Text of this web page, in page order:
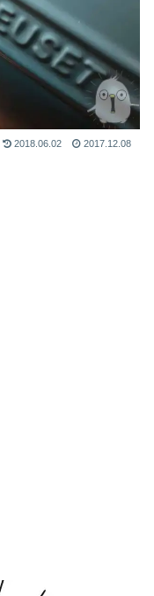
2018.06.02 2017.12.08